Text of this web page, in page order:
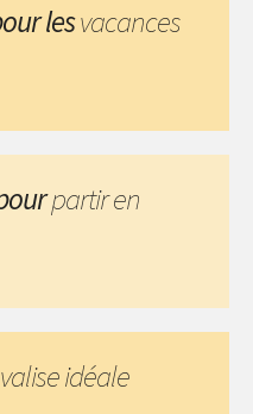
lesvacances
partir en
idéale